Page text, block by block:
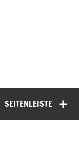
SEITENLEISTE